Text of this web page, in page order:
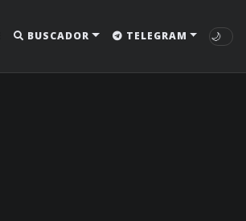
BUSCADOR TELEGRAM 🌙